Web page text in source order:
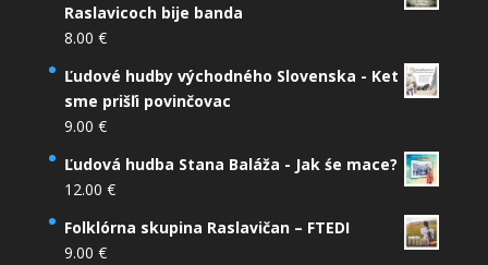
Raslavicoch bije banda
8.00 €
Ľudové hudby východného Slovenska - Ket
sme prišľi povinčovac
9.00 €
Ľudová hudba Stana Baláža - Jak śe mace?
12.00 €
Folklórna skupina Raslavičan – FTEDI
9.00 €